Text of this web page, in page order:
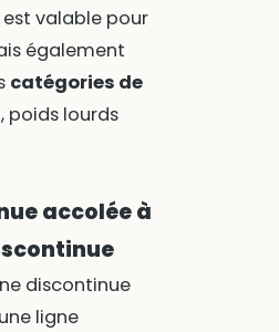
valable pour
également
catégories de
poids lourds
accolée à
discontinue
ligne